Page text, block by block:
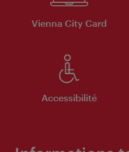
Vienna City Card
Accessibilité